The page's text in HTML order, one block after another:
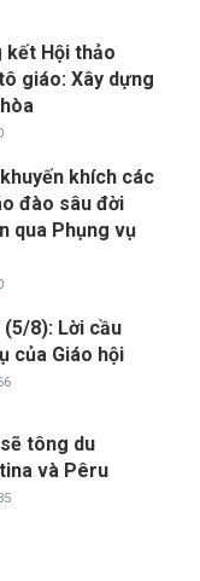
kết Hội thảo
giáo: Xây dựng
khích các
đào sâu đời
qua Phụng vụ
8): Lời cầu
của Giáo hội
tông du
và Pêru